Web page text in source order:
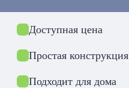
Доступная цена
Простая конструкция
Подходит для дома